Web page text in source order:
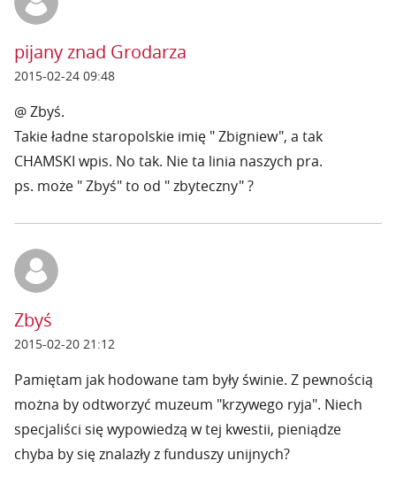
pijany znad Grodarza
2015-02-24 09:48
@ Zbyś.
Takie ładne staropolskie imię " Zbigniew", a tak
CHAMSKI wpis. No tak. Nie ta linia naszych pra.
ps. może " Zbyś" to od " zbyteczny" ?
Zbyś
2015-02-20 21:12
Pamiętam jak hodowane tam były świnie. Z pewnością
można by odtworzyć muzeum "krzywego ryja". Niech
specjaliści się wypowiedzą w tej kwestii, pieniądze
chyba by się znalazły z funduszy unijnych?